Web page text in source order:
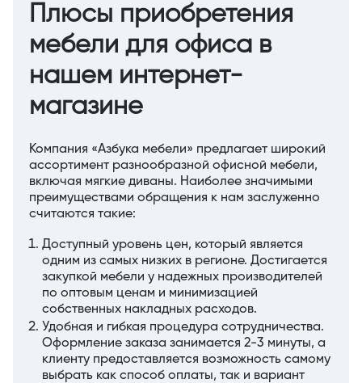
Плюсы приобретения
мебели для офиса в
нашем интернет-
магазине
Компания «Азбука мебели» предлагает широкий
ассортимент разнообразной офисной мебели,
включая мягкие диваны. Наиболее значимыми
преимуществами обращения к нам заслуженно
считаются такие:
Доступный уровень цен, который является
одним из самых низких в регионе. Достигается
закупкой мебели у надежных производителей
по оптовым ценам и минимизацией
собственных накладных расходов.
Удобная и гибкая процедура сотрудничества.
Оформление заказа занимается 2-3 минуты, а
клиенту предоставляется возможность самому
выбрать как способ оплаты, так и вариант